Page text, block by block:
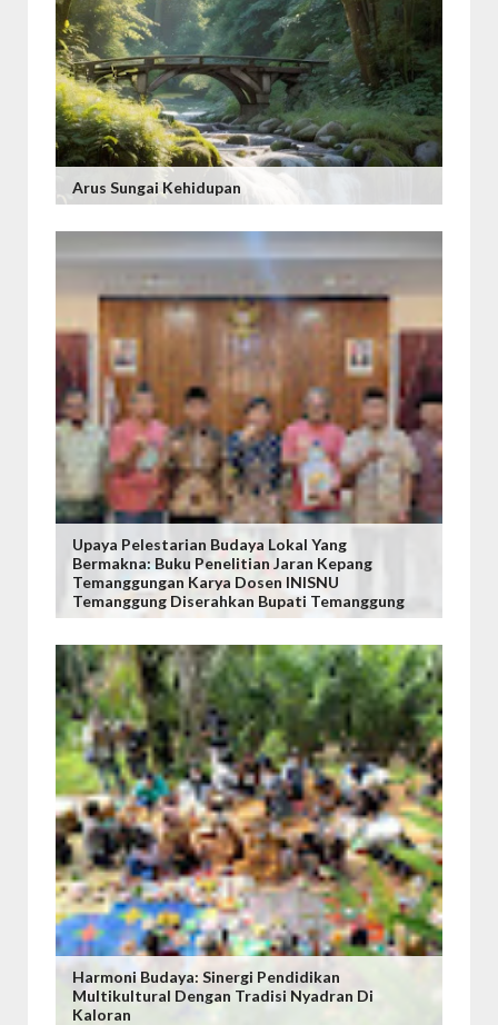
Arus Sungai Kehidupan
Upaya Pelestarian Budaya Lokal Yang
Bermakna: Buku Penelitian Jaran Kepang
Temanggungan Karya Dosen INISNU
Temanggung Diserahkan Bupati Temanggung
Harmoni Budaya: Sinergi Pendidikan
Multikultural Dengan Tradisi Nyadran Di
Kaloran